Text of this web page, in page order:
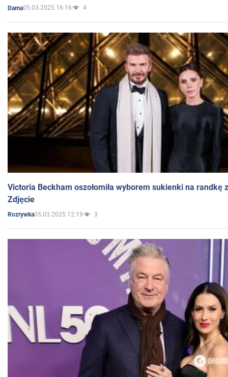
Dama05.03.2025 16:16 4
Victoria Beckham oszołomiła wyborem sukienki na randkę
Zdjęcie
Rozrywka05.03.2025 12:19 3